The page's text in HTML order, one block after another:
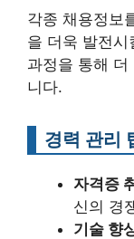
각종 채용정보
을 더욱 발전시
과정을 통해
니다.
경력 관리
자격증
신의 경
기술 향